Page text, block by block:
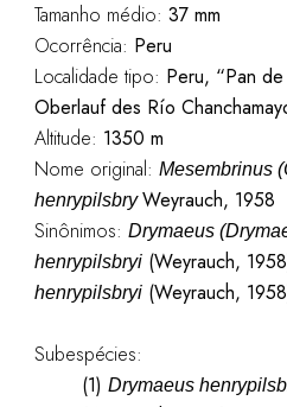
Tamanho médio: 37 mm
Ocorrência: Peru
Localidade tipo: Peru, “Pan
Oberlauf des Río
Altitude: 1350 m
Nome original: Mesembrinus
henrypilsbryWeyrauch, 1958
Sinônimos: Drymaeus
henrypilsbryi(Weyrauch,
henrypilsbryi(Weyrauch,
Subespécies:
(1) Drymaeus